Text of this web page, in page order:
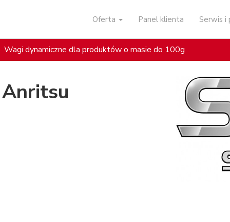
Oferta Panel klienta Serwis
Wagi dynamiczne dla produktów o masie do 100g